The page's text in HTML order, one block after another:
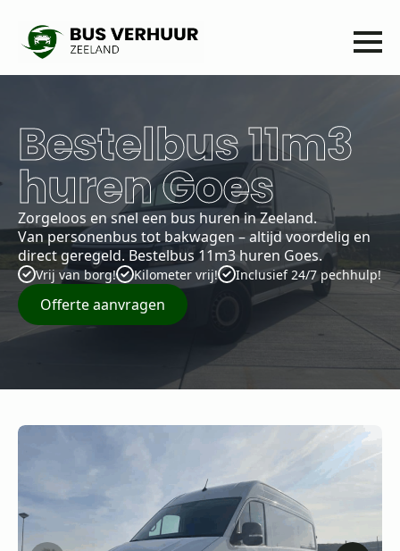
Bestelbus 11m3
huren Goes
Zorgeloos en snel een bus huren in Zeeland.
Van personenbus tot bakwagen – altijd voordelig en
direct geregeld. Bestelbus 11m3 huren Goes.
Vrij van borg! Kilometer vrij! Inclusief 24/7 pechhulp!
Offerte aanvragen